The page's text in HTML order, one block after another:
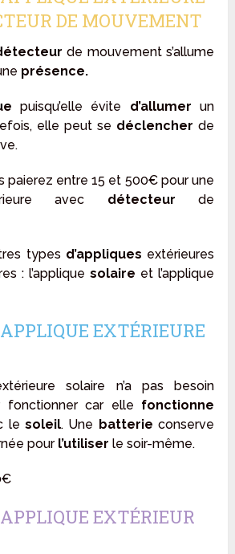
DE MOUVEMENT
de mouvement s’allume
présence.
puisqu’elle évite d’allumer un
elle peut se déclencher de
paierez entre 15 et 500€ pour une
avec détecteur de
types d’appliques extérieures
: l’applique solaire et l’applique
EXTÉRIEURE
solaire n’a pas besoin
fonctionner car elle fonctionne
le soleil. Une batterie conserve
pour l’utiliser le soir-même.
EXTÉRIEUR